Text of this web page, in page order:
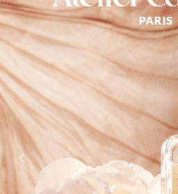
Previous